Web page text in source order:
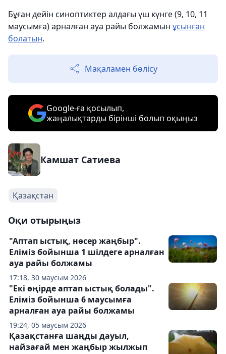
Бұған дейін cиноптиктер алдағы үш күнге (9, 10, 11
маусымға) арналған ауа райы болжамын ұсынған
болатын.
Мақаламен бөлісу
Google-ға қосылып,
жаңалықтарды бірінші болып оқыңыз
Камшат Сатиева
Қазақстан
Оқи отырыңыз
17:18, 30 маусым 2026
"Аптап ыстық, нөсер жаңбыр".
Еліміз бойынша 1 шілдеге арналған
ауа райы болжамы
19:24, 05 маусым 2026
"Екі өңірде аптап ыстық болады".
Еліміз бойынша 6 маусымға
арналған ауа райы болжамы
Қазақстанға шаңды дауыл,
найзағай мен жаңбыр жылжып